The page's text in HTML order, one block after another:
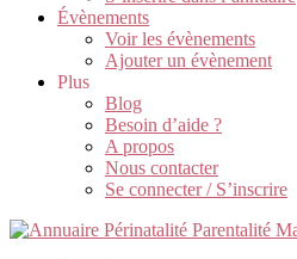
Évènements
Voir les évènements
Ajouter un évènement
Plus
Blog
Besoin d’aide ?
A propos
Nous contacter
Se connecter / S’inscrire